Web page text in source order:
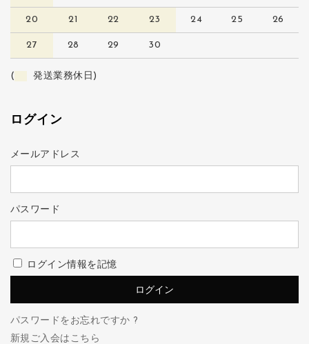
20 21 22 23 24 25 26
27 28 29 30
( 発送業務休日)
ログイン
メールアドレス
パスワード
ログイン情報を記憶
パスワードをお忘れですか ?
新規ご入会はこちら